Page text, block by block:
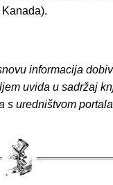
informacija
uvida u sadržaj
s uredništvom